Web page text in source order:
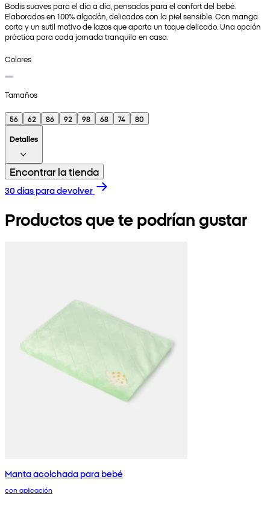
Bodis suaves para el día a día, pensados para el confort del bebé.
Elaborados en 100% algodón, delicados con la piel sensible. Con manga
corta y un sutil motivo de lazos que aporta un toque delicado. Una opción
práctica para cada jornada tranquila en casa.
Colores
Tamaños
56 62 86 92 98 68 74
80
Detalles
Encontrar la tienda
30 días para devolver
Productos que te podrían gustar
Manta acolchada para bebé
con aplicación